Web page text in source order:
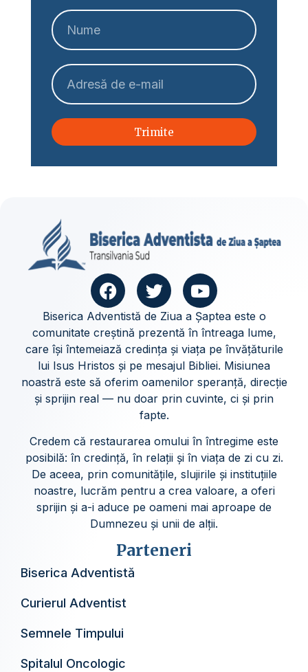
Trimite
Biserica Adventistă de Ziua a Șaptea este o
comunitate creștină prezentă în întreaga lume,
care își întemeiază credința și viața pe învățăturile
lui Isus Hristos și pe mesajul Bibliei. Misiunea
noastră este să oferim oamenilor speranță, direcție
și sprijin real — nu doar prin cuvinte, ci și prin
fapte.
Credem că restaurarea omului în întregime este
posibilă: în credință, în relații și în viața de zi cu zi.
De aceea, prin comunitățile, slujirile și instituțiile
noastre, lucrăm pentru a crea valoare, a oferi
sprijin și a-i aduce pe oameni mai aproape de
Dumnezeu și unii de alții.
Parteneri
Biserica Adventistă
Curierul Adventist
Semnele Timpului
Spitalul Oncologic